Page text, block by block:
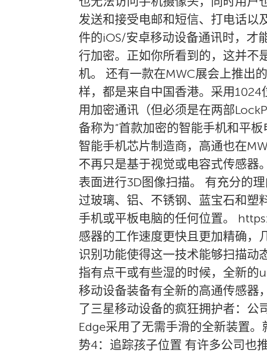
发送和接受电邮和短信、打电话以
件的iOS/安卓移动设备通讯时，才
行加密。正如你所看到的，这并不
机。 还有一款在MWC展会上推出
样，都是来自中国香港。采用
用加密通讯（但必须是在两部
备称为”首款加密的智能手机和平
智能手机芯片制造商，高通也在
不再只是基于视觉或电容式传感器
表面进行3D图像扫描。 有充分的
过玻璃、铝、不锈钢、蓝宝石和塑
手机或平板电脑的任何位置。
感器的工作速度更快且更加精确，
识别功能使得这一技术能够扫描动
指有点干或有些湿的时候，全新
移动设备装备有全新的高通传感器
了三星移动设备的疯狂拥护者：公
Edge采用了无需手滑的全新装置
势4：追踪孩子位置 有许多公司也